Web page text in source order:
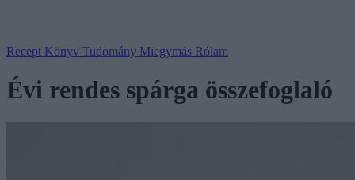
Recept Könyv Tudomány Miegymás Rólam
Évi rendes spárga összefoglaló